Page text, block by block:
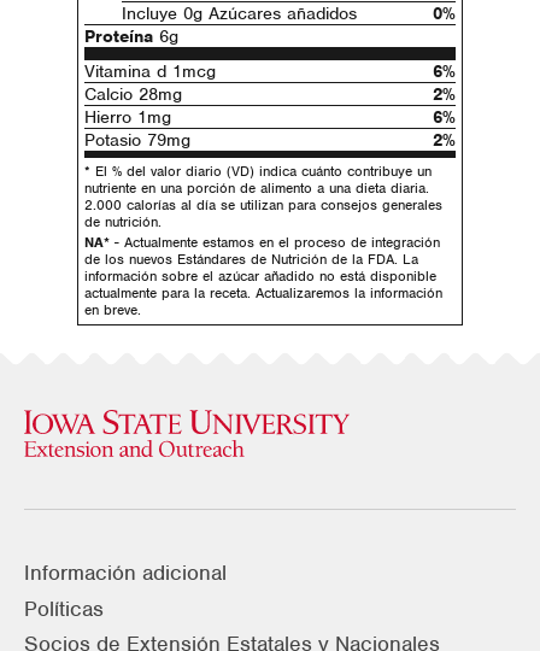
Incluye 0g Azúcares añadidos
0%
Proteína 6g
Vitamina d 1mcg
6%
Calcio 28mg
2%
Hierro 1mg
6%
Potasio 79mg
2%
* El % del valor diario (VD) indica cuánto contribuye un
nutriente en una porción de alimento a una dieta diaria.
2.000 calorías al día se utilizan para consejos generales
de nutrición.
NA* - Actualmente estamos en el proceso de integración
de los nuevos Estándares de Nutrición de la FDA. La
información sobre el azúcar añadido no está disponible
actualmente para la receta. Actualizaremos la información
en breve.
Información adicional
Políticas
Socios de Extensión Estatales y Nacionales